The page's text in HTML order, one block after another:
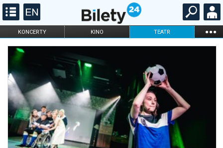
KONCERTY KINO TEATR ...
FILHARMONIA OPERA I BALET
ONLINE